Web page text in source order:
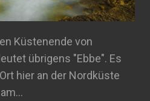
Küstenende von
übrigens "Ebbe". Es
hier an der Nordküste